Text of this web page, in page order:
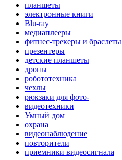
планшеты
электронные книги
Blu-ray
медиаплееры
фитнес-трекеры и браслеты
презентеры
детские планшеты
дроны
робототехника
чехлы
рюкзаки для фото-
видеотехники
Умный дом
охрана
видеонаблюдение
повторители
приемники видеосигнала